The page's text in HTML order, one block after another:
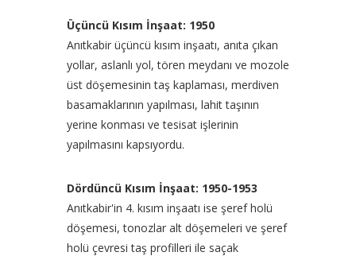
Üçüncü Kısım İnşaat: 1950
Anıtkabir üçüncü kısım inşaatı, anıta çıkan
yollar, aslanlı yol, tören meydanı ve mozole
üst döşemesinin taş kaplaması, merdiven
basamaklarının yapılması, lahit taşının
yerine konması ve tesisat işlerinin
yapılmasını kapsıyordu.
Dördüncü Kısım İnşaat: 1950-1953
Anıtkabir'in 4. kısım inşaatı ise şeref holü
döşemesi, tonozlar alt döşemeleri ve şeref
holü çevresi taş profilleri ile saçak